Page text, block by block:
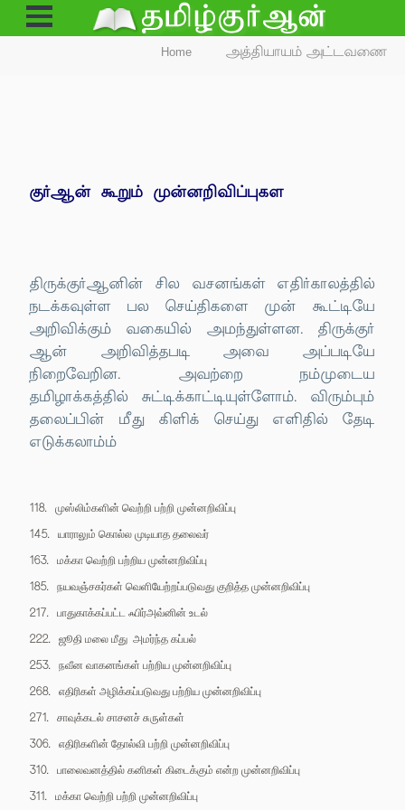
Open
Menu
Home அத்தியாயம் அட்டவணை
குர்ஆன் கூறும் முன்னறிவிப்புகள
திருக்குர்ஆனின் சில வசனங்கள் எதிர்காலத்தில்
நடக்கவுள்ள பல செய்திகளை முன் கூட்டியே
அறிவிக்கும் வகையில் அமந்துள்ளன. திருக்குர்
ஆன் அறிவித்தபடி அவை அப்படியே
நிறைவேறின. அவற்றை நம்முடைய
தமிழாக்கத்தில் சுட்டிக்காட்டியுள்ளோம். விரும்பும்
தலைப்பின் மீது கிளிக் செய்து எளிதில் தேடி
எடுக்கலாம்ம்
118. முஸ்லிம்களின் வெற்றி பற்றி முன்னறிவிப்பு
145. யாராலும் கொல்ல முடியாத தலைவர்
163. மக்கா வெற்றி பற்றிய முன்னறிவிப்பு
185. நயவஞ்சகர்கள் வெளியேற்றப்படுவது குறித்த முன்னறிவிப்பு
217. பாதுகாக்கப்பட்ட ஃபிர்அவ்னின் உடல்
222. ஜூதி மலை மீது அமர்ந்த கப்பல்
253. நவீன வாகனங்கள் பற்றிய முன்னறிவிப்பு
268. எதிரிகள் அழிக்கப்படுவது பற்றிய முன்னறிவிப்பு
271. சாவுக்கடல் சாசனச் சுருள்கள்
306. எதிரிகளின் தோல்வி பற்றி முன்னறிவிப்பு
310. பாலைவனத்தில் கனிகள் கிடைக்கும் என்ற முன்னறிவிப்பு
311. மக்கா வெற்றி பற்றி முன்னறிவிப்பு